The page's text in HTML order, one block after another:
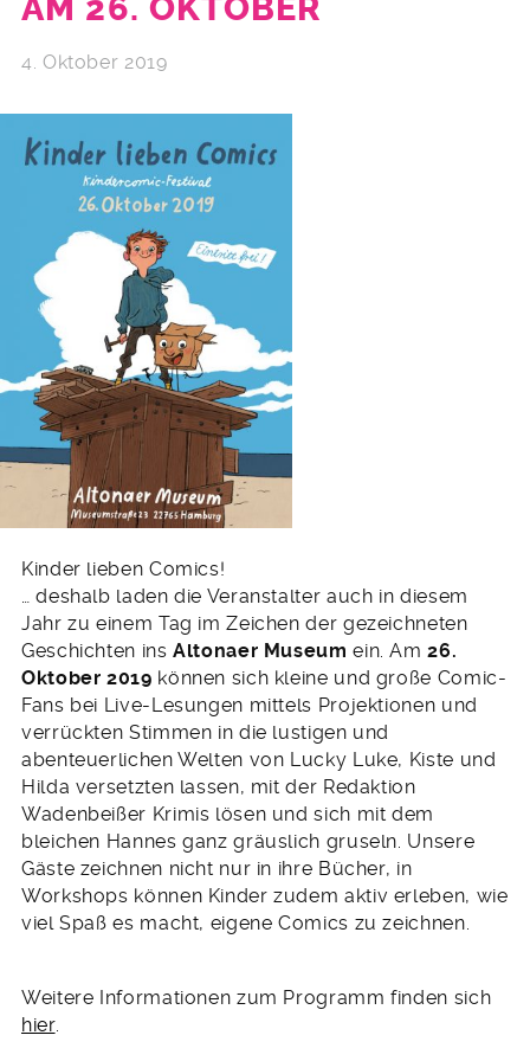
AM 26. OKTOBER
4. Oktober 2019
Kinder lieben Comics!
… deshalb laden die Veranstalter auch in diesem
Jahr zu einem Tag im Zeichen der gezeichneten
Geschichten insAltonaer Museum ein. Am26.
Oktober 2019 können sich kleine und große Comic-
Fans bei Live-Lesungen mittels Projektionen und
verrückten Stimmen in die lustigen und
abenteuerlichen Welten von Lucky Luke, Kiste und
Hilda versetzten lassen, mit der Redaktion
Wadenbeißer Krimis lösen und sich mit dem
bleichen Hannes ganz gräuslich gruseln. Unsere
Gäste zeichnen nicht nur in ihre Bücher, in
Workshops können Kinder zudem aktiv erleben, wie
viel Spaß es macht, eigene Comics zu zeichnen.
Weitere Informationen zum Programm finden sich
hier.